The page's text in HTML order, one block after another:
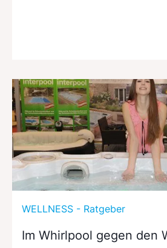
WELLNESS - Ratgeber
Im Whirlpool gegen den